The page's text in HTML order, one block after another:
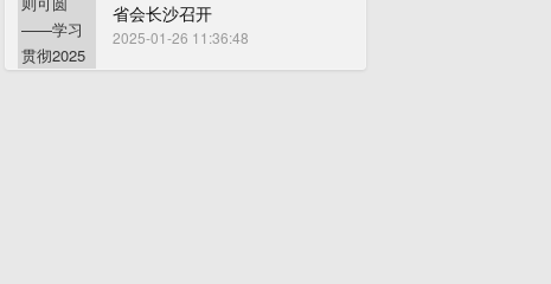
省会长沙召开
2025-01-26 11:36:48